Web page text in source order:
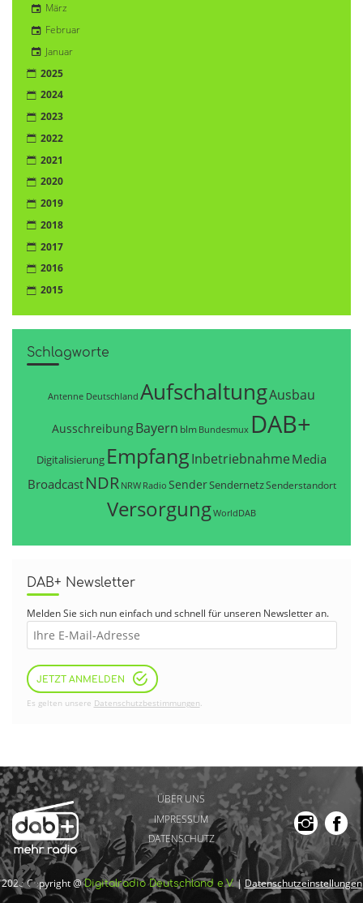
März
Februar
Januar
2025
2024
2023
2022
2021
2020
2019
2018
2017
2016
2015
Schlagworte
Antenne Deutschland AufschaltungAusbau
AusschreibungBayern blm Bundesmux DAB+
Digitalisierung EmpfangInbetriebnahme Media
Broadcast NDR NRW Radio SenderSendernetzSenderstandort
VersorgungWorldDAB
DAB+ Newsletter
Melden Sie sich nun einfach und schnell für unseren Newsletter an.
JETZT ANMELDEN
Es gelten unsere Datenschutzbestimmungen.
ÜBER UNS
IMPRESSUM
DATENSCHUTZ
2026 Copyright @Digitalradio Deutschland e.V.| Datenschutzeinstellungen